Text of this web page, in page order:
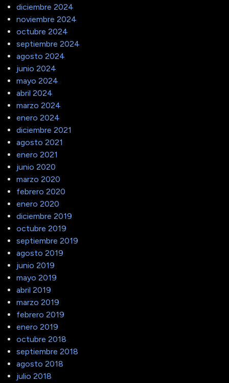
diciembre 2024
noviembre 2024
octubre 2024
septiembre 2024
agosto 2024
junio 2024
mayo 2024
abril 2024
marzo 2024
enero 2024
diciembre 2021
agosto 2021
enero 2021
junio 2020
marzo 2020
febrero 2020
enero 2020
diciembre 2019
octubre 2019
septiembre 2019
agosto 2019
junio 2019
mayo 2019
abril 2019
marzo 2019
febrero 2019
enero 2019
octubre 2018
septiembre 2018
agosto 2018
julio 2018